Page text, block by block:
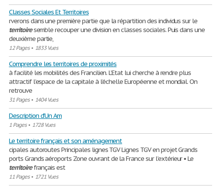
Classes Sociales Et Territoires
rverons dans une première partie que la répartition des individus sur le
territoiresemble recouper une division en classes sociales. Puis dans une
deuxième partie,
12 Pages• 1833 Vues
Comprendre les territoires de proximités
à facilité les mobilités des Francilien. L’Etat lui cherche à rendre plus
attractif l’espace de la capitale à l’échelle Européenne et mondial. On
retrouve
31 Pages• 1404 Vues
Description d'Un Am
1 Pages• 1728 Vues
Le territoire français et son aménagement
cipales autoroutes Principales lignes TGV Lignes TGV en projet Grands
ports Grands aéroports Zone ouvrant de la France sur l’extérieur • Le
territoirefrançais est
11 Pages• 1721 Vues